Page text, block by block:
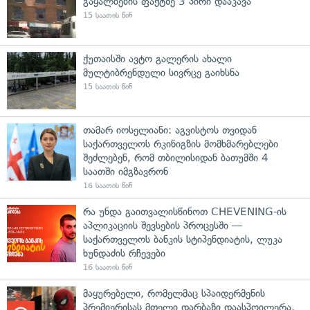
15 საათის წინ
ქუთაისში ავტო გალერის ახალი
მულტიბრენდული სივრცე გაიხსნა
15 საათის წინ
თამარ იოსელიანი: აგვისტოს თვიდან
საქართველოს რკინიგზის მომხმარებლები
შეძლებენ, რომ თბილისიდან ბათუმში 4
საათში იმგზავრონ
16 საათის წინ
რა უნდა გაითვალისწინოთ CHEVENING-ის
აპლიკაციის შევსების პროცესში —
საქართველოს ბანკის სტიპენდიატის, ლუკა
ხუნდაძის რჩევები
16 საათის წინ
მაყურებელი, რომელმაც სპაიდერმენის
პრემიერისას მთელი დარბაზი დაასპოილერა,